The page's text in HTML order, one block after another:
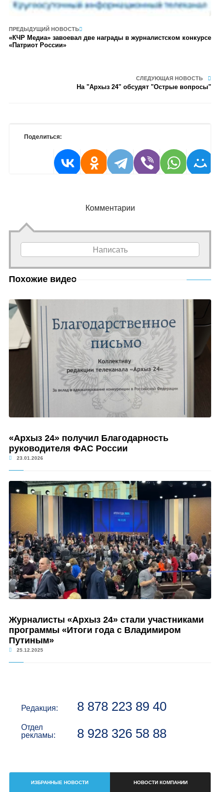
ПРЕДЫДУЩИЙ НОВОСТЬ
«КЧР Медиа» завоевал две награды в журналистском конкурсе
«Патриот России»
СЛЕДУЮЩАЯ НОВОСТЬ
На "Архыз 24" обсудят "Острые вопросы"
Поделиться:
Комментарии
Написать
Похожие видео
«Архыз 24» получил Благодарность
руководителя ФАС России
23.01.2026
Журналисты «Архыз 24» стали участниками
программы «Итоги года с Владимиром
Путиным»
25.12.2025
Редакция: 8 878 223 89 40
Отдел
рекламы:
8 928 326 58 88
ИЗБРАННЫЕ НОВОСТИ НОВОСТИ КОМПАНИИ